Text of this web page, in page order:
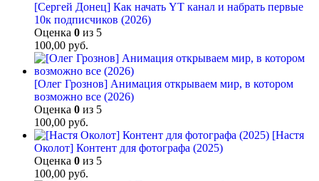
[Сергей Донец] Как начать YT канал и набрать первые
10к подписчиков (2026)
Оценка 0 из 5
100,00 руб.
[Олег Грознов] Анимация открываем мир, в котором
возможно все (2026)
Оценка 0 из 5
100,00 руб.
[Настя
Околот] Контент для фотографа (2025)
Оценка 0 из 5
100,00 руб.